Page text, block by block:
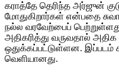
கராத்தே தெரிந்த அர்ஜுன்
மோதுகிறார்கள் என்பதை
நல்ல வரவேற்பைப்
அதிகரித்து வருவதால்
ஒதுக்கப்பட்டுள்ளன. இப்படம்
வெளியானது.